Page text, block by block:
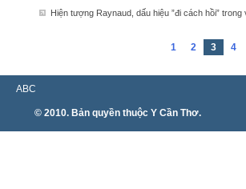
Hiện tượng Raynaud, dấu hiệu ”đi cách hồi”
1 2 3 4
ABC
© 2010. Bản quyền thuộc Y Cần Thơ.